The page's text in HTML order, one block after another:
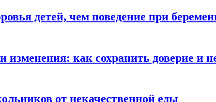
детей, чем поведение при
как сохранить доверие и
от некачественной еды